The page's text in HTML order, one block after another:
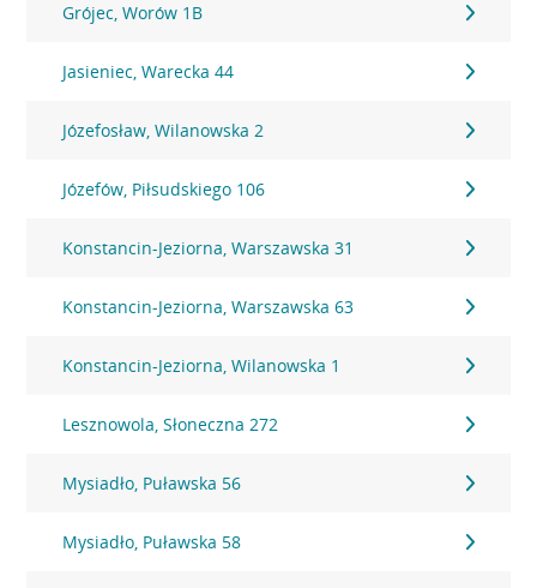
Grójec, Worów 1B
Jasieniec, Warecka 44
Józefosław, Wilanowska 2
Józefów, Piłsudskiego 106
Konstancin-Jeziorna, Warszawska 31
Konstancin-Jeziorna, Warszawska 63
Konstancin-Jeziorna, Wilanowska 1
Lesznowola, Słoneczna 272
Mysiadło, Puławska 56
Mysiadło, Puławska 58